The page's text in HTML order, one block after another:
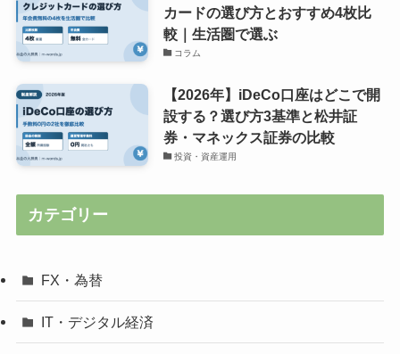
カードの選び方とおすすめ4枚比
較｜生活圏で選ぶ
コラム
【2026年】iDeCo口座はどこで開
設する？選び方3基準と松井証
券・マネックス証券の比較
投資・資産運用
カテゴリー
FX・為替
IT・デジタル経済